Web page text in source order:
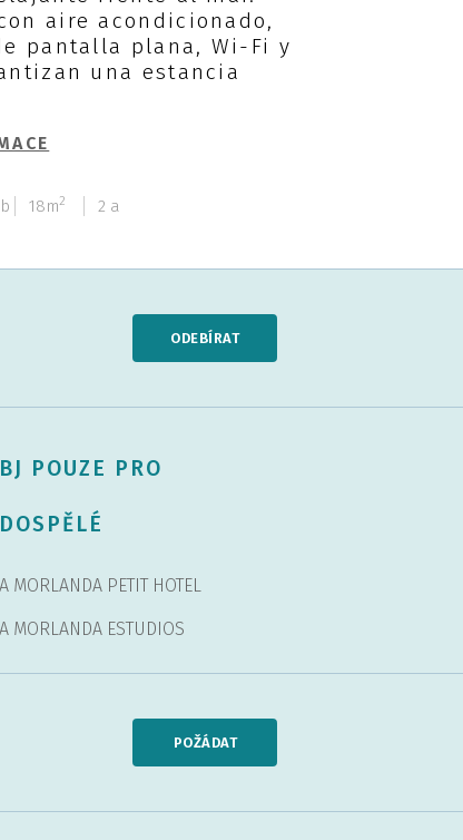
aire acondicionado,
pantalla plana, Wi-Fi y
una estancia
18m2 2 a
ODEBÍRAT
BJ POUZE PRO
DOSPĚLÉ
MORLANDA PETIT HOTEL
MORLANDA ESTUDIOS
POŽÁDAT